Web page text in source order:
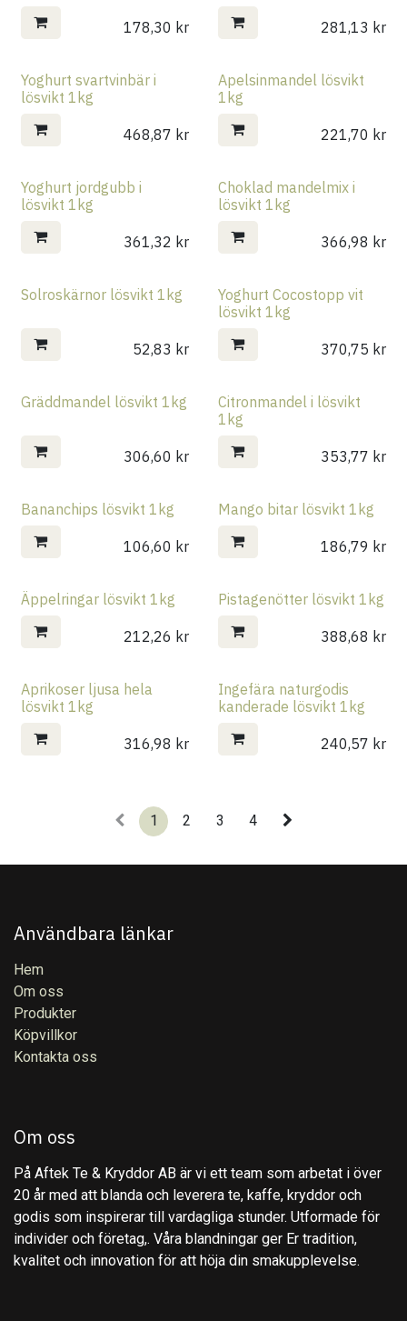
178,30 kr 281,13 kr
Yoghurt svartvinbär i
lösvikt 1kg
468,87 kr
Apelsinmandel lösvikt
1kg
221,70 kr
Yoghurt jordgubb i
lösvikt 1kg
361,32 kr
Choklad mandelmix i
lösvikt 1kg
366,98 kr
Solroskärnor lösvikt 1kg
52,83 kr
Yoghurt Cocostopp vit
lösvikt 1kg
370,75 kr
Gräddmandel lösvikt 1kg
306,60 kr
Citronmandel i lösvikt
1kg
353,77 kr
Bananchips lösvikt 1kg
106,60 kr
Mango bitar lösvikt 1kg
186,79 kr
Äppelringar lösvikt 1kg
212,26 kr
Pistagenötter lösvikt 1kg
388,68 kr
Aprikoser ljusa hela
lösvikt 1kg
316,98 kr
Ingefära naturgodis
kanderade lösvikt 1kg
240,57 kr
1 2 3 4
Användbara länkar
Hem
Om oss
Produkter
Köpvillkor
Kontakta oss
Om oss
På Aftek Te & Kryddor AB är vi ett team som arbetat i över
20 år med att blanda och leverera te, kaffe, kryddor och
godis som inspirerar till vardagliga stunder. Utformade för
individer och företag,. Våra blandningar ger Er tradition,
kvalitet och innovation för att höja din smakupplevelse.